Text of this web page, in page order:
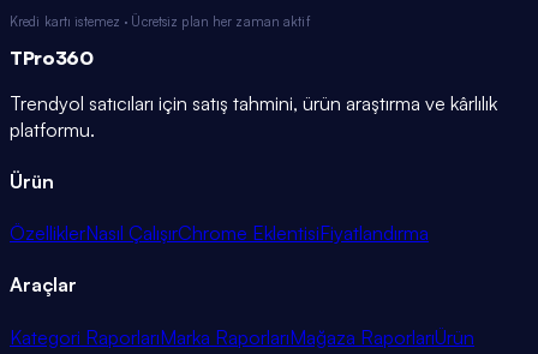
Kredi kartı istemez · Ücretsiz plan her zaman aktif
TPro360
Trendyol satıcıları için satış tahmini, ürün araştırma ve kârlılık
platformu.
Ürün
ÖzelliklerNasıl ÇalışırChrome EklentisiFiyatlandırma
Araçlar
Kategori RaporlarıMarka RaporlarıMağaza RaporlarıÜrün